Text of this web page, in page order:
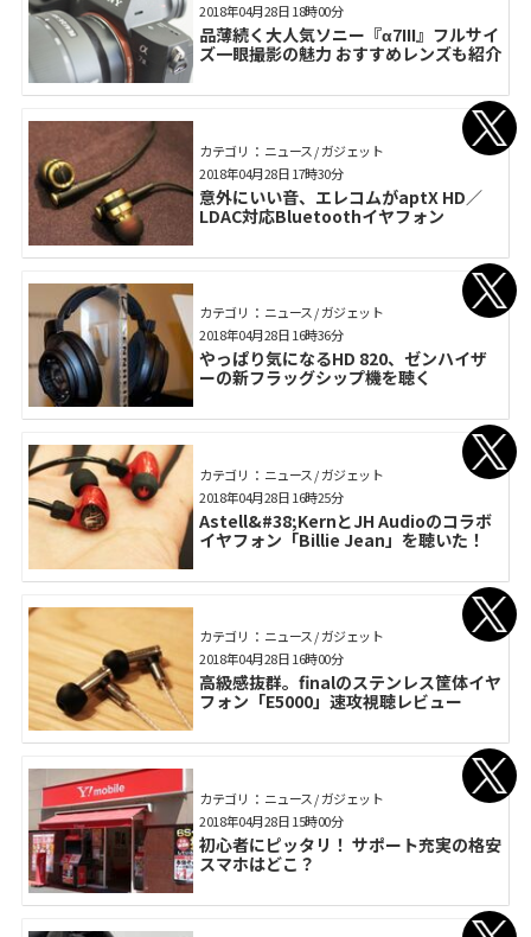
品薄続く大人気ソニー『α7III』フルサイ
ズ一眼撮影の魅力 おすすめレンズも紹介
2018年04月28日 18時00分
カテゴリ： ニュース / ガジェット
意外にいい音、エレコムがaptX HD／
LDAC対応Bluetoothイヤフォン
2018年04月28日 17時30分
カテゴリ： ニュース / ガジェット
やっぱり気になるHD 820、ゼンハイザ
ーの新フラッグシップ機を聴く
2018年04月28日 16時36分
カテゴリ： ニュース / ガジェット
Astell&#38;KernとJH Audioのコラボ
イヤフォン「Billie Jean」を聴いた！
2018年04月28日 16時25分
カテゴリ： ニュース / ガジェット
高級感抜群。finalのステンレス筐体イヤ
フォン「E5000」速攻視聴レビュー
2018年04月28日 16時00分
カテゴリ： ニュース / ガジェット
初心者にピッタリ！ サポート充実の格安
スマホはどこ？
2018年04月28日 15時00分